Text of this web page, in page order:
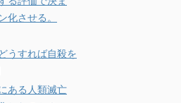
化させる。
うすれば自殺を
ある人類滅亡